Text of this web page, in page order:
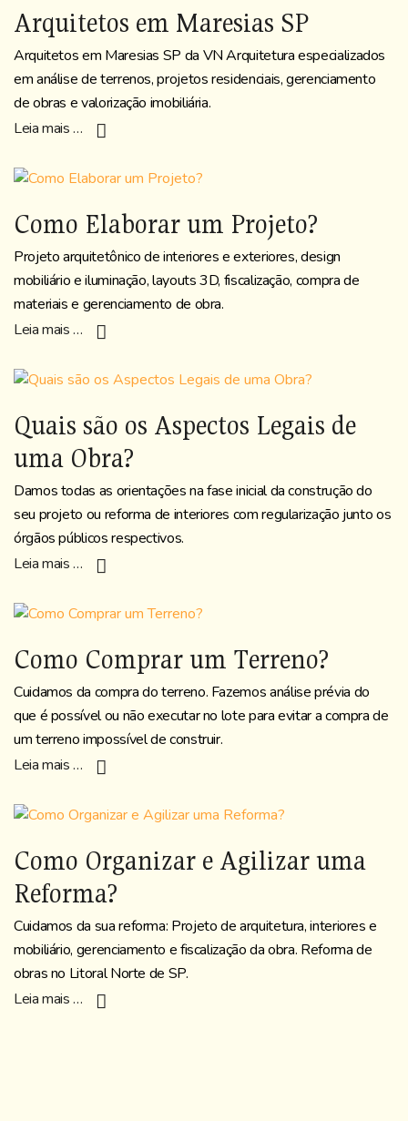
Arquitetos em Maresias SP
Arquitetos em Maresias SP da VN Arquitetura especializados
em análise de terrenos, projetos residenciais, gerenciamento
de obras e valorização imobiliária.
Leia mais …
Como Elaborar um Projeto?
Projeto arquitetônico de interiores e exteriores, design
mobiliário e iluminação, layouts 3D, fiscalização, compra de
materiais e gerenciamento de obra.
Leia mais …
Quais são os Aspectos Legais de
uma Obra?
Damos todas as orientações na fase inicial da construção do
seu projeto ou reforma de interiores com regularização junto os
órgãos públicos respectivos.
Leia mais …
Como Comprar um Terreno?
Cuidamos da compra do terreno. Fazemos análise prévia do
que é possível ou não executar no lote para evitar a compra de
um terreno impossível de construir.
Leia mais …
Como Organizar e Agilizar uma
Reforma?
Cuidamos da sua reforma: Projeto de arquitetura, interiores e
mobiliário, gerenciamento e fiscalização da obra. Reforma de
obras no Litoral Norte de SP.
Leia mais …